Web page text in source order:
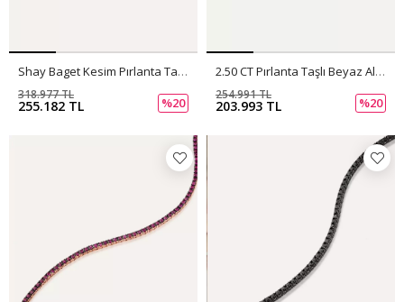
Shay Baget Kesim Pırlanta Taşlı Rose Altın Bileklik
255.182 TL
318.977 TL
%20
2.50 CT Pırlanta Taşlı Beyaz Altın Suyolu Bileklik
203.993 TL
254.991 TL
%20